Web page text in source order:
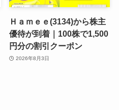
Ｈａｍｅｅ(3134)から株主
優待が到着｜100株で1,500
円分の割引クーポン
2026年8月3日